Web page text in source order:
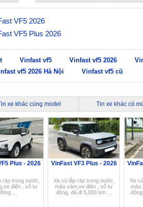
VF5 2026
VF5 Plus 2026
Vinfast vf5 Vinfast vf5 2026
vf5 2026 Hà Nội Vinfast vf5 cũ
xe khác cùng model Tin xe khác có
Plus - 2026
ráp trong nước,
điện , số tự
...
VinFast VF3 Plus - 2026
Xe cũ lắp ráp trong nước,
màu xám,xe điện , số tự
động, đã đi 5,000 km ...
Xe
màu